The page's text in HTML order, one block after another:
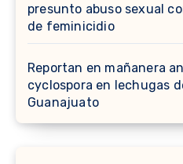
presunto abuso sexual
de feminicidio
Reportan en mañanera
cyclospora en lechugas
Guanajuato